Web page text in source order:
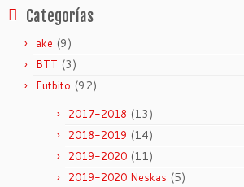
Categorías
ake (9)
BTT (3)
Futbito (92)
2017-2018 (13)
2018-2019 (14)
2019-2020 (11)
2019-2020 Neskas (5)